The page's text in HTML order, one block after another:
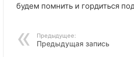
будем помнить и гордиться
Предыдущее:
Предыдущая запись